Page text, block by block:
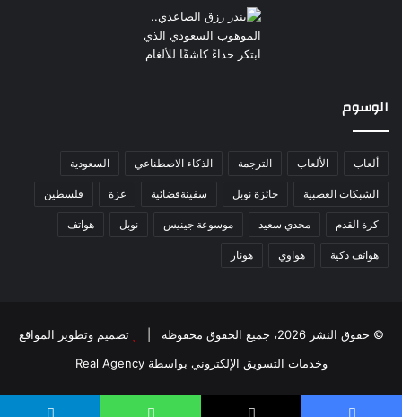
الوسوم
ألعاب الألعاب الترجمة الذكاء الاصطناعي السعودية
الشبكات العصبية جائزة نوبل سفينةفضائية غزة فلسطين
كرة القدم مجدي سعيد موسوعة جينيس نوبل هواتف
هواتف ذكية هواوي هونار
© حقوق النشر 2026، جميع الحقوق محفوظة |
تصميم وتطوير المواقع
وخدمات التسويق الإلكتروني بواسطة Real Agency